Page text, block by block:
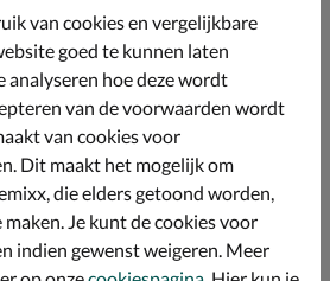
van cookies en vergelijkbare
goed te kunnen laten
analyseren hoe deze wordt
van de voorwaarden wordt
van cookies voor
Dit maakt het mogelijk om
die elders getoond worden,
Je kunt de cookies voor
indien gewenst weigeren. Meer